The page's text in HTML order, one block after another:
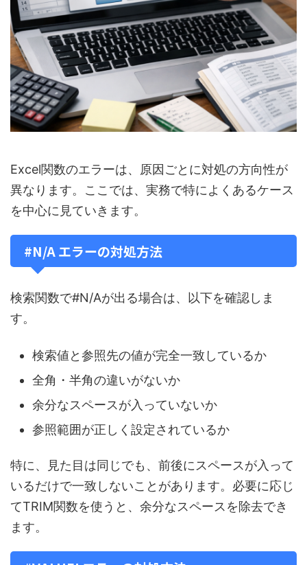
Excel関数のエラーは、原因ごとに対処の方向性が
異なります。ここでは、実務で特によくあるケース
を中心に見ていきます。
#N/A エラーの対処方法
検索関数で#N/Aが出る場合は、以下を確認しま
す。
検索値と参照先の値が完全一致しているか
全角・半角の違いがないか
余分なスペースが入っていないか
参照範囲が正しく設定されているか
特に、見た目は同じでも、前後にスペースが入って
いるだけで一致しないことがあります。必要に応じ
てTRIM関数を使うと、余分なスペースを除去でき
ます。